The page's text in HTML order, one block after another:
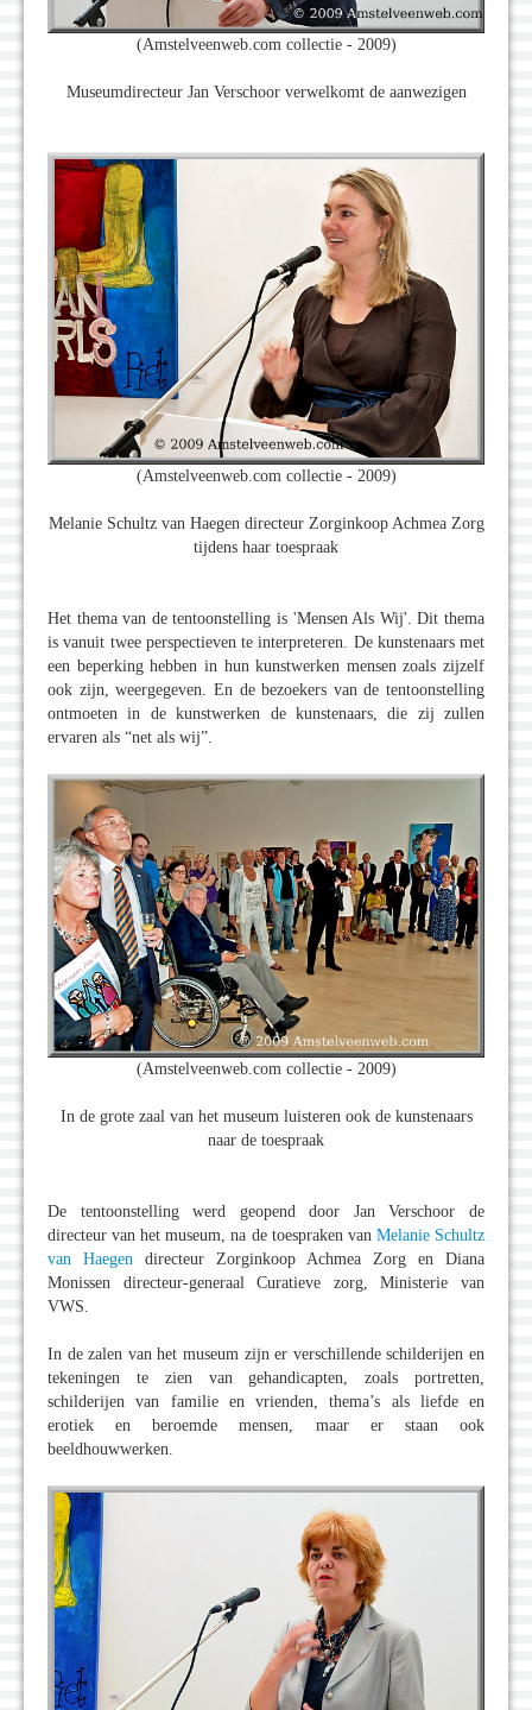
(Amstelveenweb.com collectie - 2009)
Museumdirecteur Jan Verschoor verwelkomt de aanwezigen
(Amstelveenweb.com collectie - 2009)
Melanie Schultz van Haegen directeur Zorginkoop Achmea Zorg
tijdens haar toespraak
Het thema van de tentoonstelling is 'Mensen Als Wij'. Dit thema
is vanuit twee perspectieven te interpreteren. De kunstenaars met
een beperking hebben in hun kunstwerken mensen zoals zijzelf
ook zijn, weergegeven. En de bezoekers van de tentoonstelling
ontmoeten in de kunstwerken de kunstenaars, die zij zullen
ervaren als “net als wij”.
(Amstelveenweb.com collectie - 2009)
In de grote zaal van het museum luisteren ook de kunstenaars
naar de toespraak
De tentoonstelling werd geopend door Jan Verschoor de
directeur van het museum, na de toespraken van Melanie Schultz
van Haegen directeur Zorginkoop Achmea Zorg en Diana
Monissen directeur-generaal Curatieve zorg, Ministerie van
VWS.
In de zalen van het museum zijn er verschillende schilderijen en
tekeningen te zien van gehandicapten, zoals portretten,
schilderijen van familie en vrienden, thema’s als liefde en
erotiek en beroemde mensen, maar er staan ook
beeldhouwwerken.